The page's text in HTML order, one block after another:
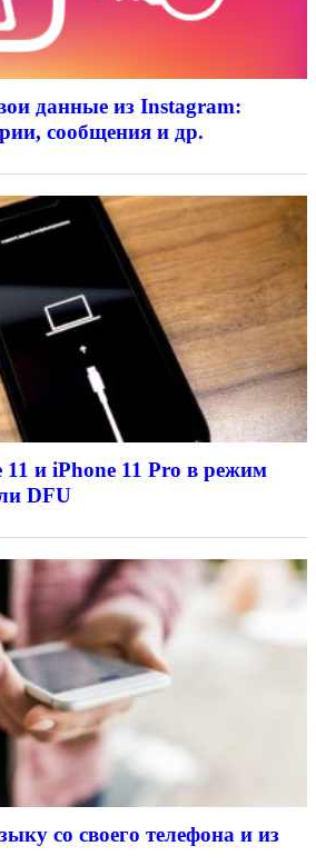
данные из Instagram:
сообщения и др.
11 и iPhone 11 Pro в режим
DFU
со своего телефона и из